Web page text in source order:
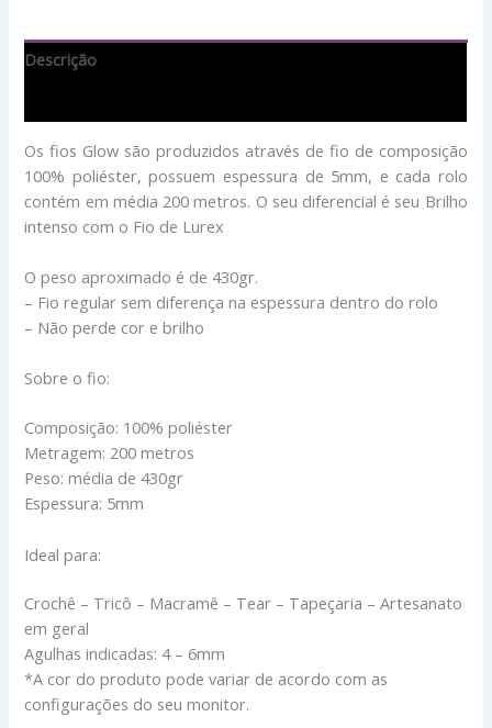
Descrição
Os fios Glow são produzidos através de fio de composição
100% poliéster, possuem espessura de 5mm, e cada rolo
contém em média 200 metros. O seu diferencial é seu Brilho
intenso com o Fio de Lurex
O peso aproximado é de 430gr.
– Fio regular sem diferença na espessura dentro do rolo
– Não perde cor e brilho
Sobre o fio:
Composição: 100% poliéster
Metragem: 200 metros
Peso: média de 430gr
Espessura: 5mm
Ideal para:
Crochê – Tricô – Macramê – Tear – Tapeçaria – Artesanato
em geral
Agulhas indicadas: 4 – 6mm
*A cor do produto pode variar de acordo com as
configurações do seu monitor.